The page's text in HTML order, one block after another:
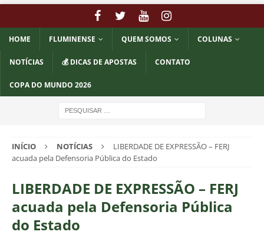
HOME FLUMINENSE QUEM SOMOS COLUNAS
NOTÍCIAS 💰 DICAS DE APOSTAS CONTATO
COPA DO MUNDO 2026
INÍCIO NOTÍCIAS
LIBERDADE DE EXPRESSÃO – FERJ
acuada pela Defensoria Pública do Estado
LIBERDADE DE EXPRESSÃO – FERJ
acuada pela Defensoria Pública
do Estado